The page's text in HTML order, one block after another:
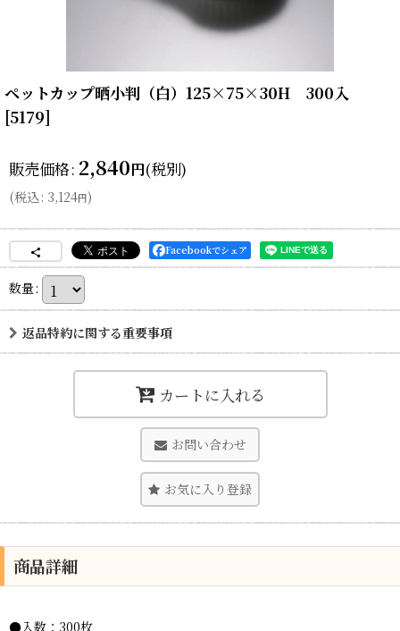
ペットカップ晒小判（白）125×75×30H 300入
[5179]
販売価格: 2,840円(税別)
(税込: 3,124円)
Facebookでシェア
数量:
返品特約に関する重要事項
カートに入れる
お問い合わせ
お気に入り登録
商品詳細
●入数：300枚